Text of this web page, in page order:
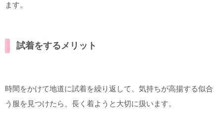
ます。
試着をするメリット
時間をかけて地道に試着を繰り返して、気持ちが高揚する似合
う服を見つけたら、長く着ようと大切に扱います。